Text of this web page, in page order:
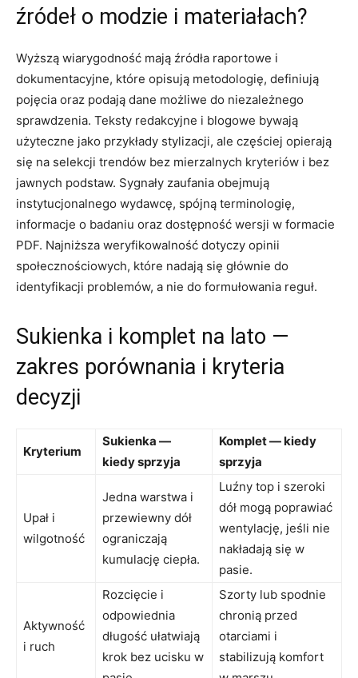
źródeł o modzie i materiałach?
Wyższą wiarygodność mają źródła raportowe i
dokumentacyjne, które opisują metodologię, definiują
pojęcia oraz podają dane możliwe do niezależnego
sprawdzenia. Teksty redakcyjne i blogowe bywają
użyteczne jako przykłady stylizacji, ale częściej opierają
się na selekcji trendów bez mierzalnych kryteriów i bez
jawnych podstaw. Sygnały zaufania obejmują
instytucjonalnego wydawcę, spójną terminologię,
informacje o badaniu oraz dostępność wersji w formacie
PDF. Najniższa weryfikowalność dotyczy opinii
społecznościowych, które nadają się głównie do
identyfikacji problemów, a nie do formułowania reguł.
Sukienka i komplet na lato —
zakres porównania i kryteria
decyzji
Kryterium
Sukienka —
kiedy sprzyja
Komplet — kiedy
sprzyja
Upał i
wilgotność
Jedna warstwa i
przewiewny dół
ograniczają
kumulację ciepła.
Luźny top i szeroki
dół mogą poprawiać
wentylację, jeśli nie
nakładają się w
pasie.
Aktywność
i ruch
Rozcięcie i
odpowiednia
długość ułatwiają
krok bez ucisku w
Szorty lub spodnie
chronią przed
otarciami i
stabilizują komfort